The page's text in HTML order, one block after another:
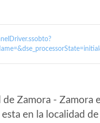
Zamora - Zamora
en la localidad de